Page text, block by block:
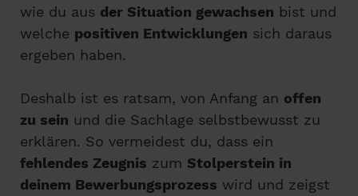
wie du aus der Situation gewachsen bist und
welche positiven Entwicklungen sich daraus
ergeben haben.
Deshalb ist es ratsam, von Anfang an offen
zu sein und die Sachlage selbstbewusst zu
erklären. So vermeidest du, dass ein
fehlendes Zeugnis zum Stolperstein in
deinem Bewerbungsprozess wird und zeigst